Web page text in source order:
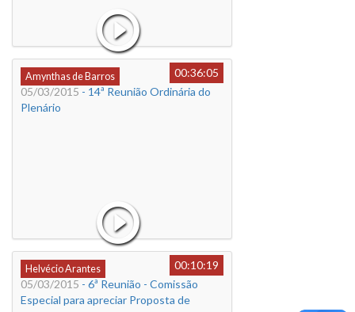
Amynthas de Barros
00:36:05
05/03/2015 - 14ª Reunião Ordinária do
Plenário
Helvécio Arantes
00:10:19
05/03/2015 - 6ª Reunião - Comissão
Especial para apreciar Proposta de